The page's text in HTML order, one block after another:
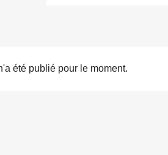
été publié pour le moment.